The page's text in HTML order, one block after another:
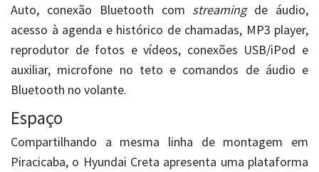
Auto, conexão Bluetooth com streamingde áudio,
acesso à agenda e histórico de chamadas, MP3 player,
reprodutor de fotos e vídeos, conexões USB/iPod e
auxiliar, microfone no teto e comandos de áudio e
Bluetooth no volante.
Espaço
Compartilhando a mesma linha de montagem em
Piracicaba, o Hyundai Creta apresenta uma plataforma